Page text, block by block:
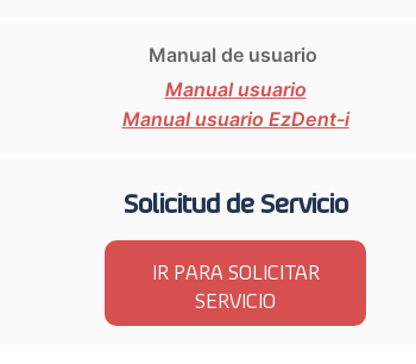
Manual de usuario
Manual usuario
Manual usuario EzDent-i
Solicitud de Servicio
IR PARA SOLICITAR
SERVICIO